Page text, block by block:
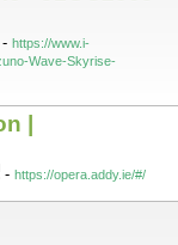
- https://www.i-
Wave-Skyrise-
|
- https://opera.addy.ie/#/